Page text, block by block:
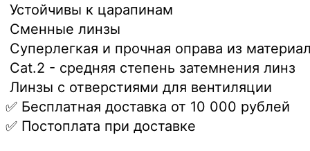
Устойчивы к царапинам
Сменные линзы
Суперлегкая и прочная оправа из
Cat.2 - средняя степень затемнения линз
Линзы с отверстиями для вентиляции
✅ Бесплатная доставка от 10 000 рублей
✅ Постоплата при доставке